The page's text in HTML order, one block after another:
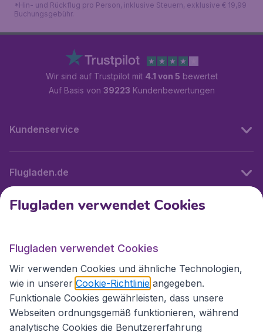
*Hin- und Rückflug pro Person, inklusive Steuern, exklusive € 19,99
Buchungsgebühr.
Wir sind auf Trustpilot mit 4.1 von 5 bewertet
Auf Basis von 39223 Kundenbewertungen
Kundenservice
Flugladen.de
Internationale Webseiten
Folgen Sie uns:
Flugladen verwendet Cookies
Flugladen verwendet Cookies
Wir verwenden Cookies und ähnliche Technologien,
wie in unserer Cookie-Richtlinie angegeben.
Funktionale Cookies gewährleisten, dass unsere
Webseiten ordnungsgemäß funktionieren, während
analytische Cookies die Benutzererfahrung